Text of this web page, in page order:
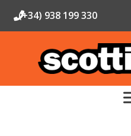
(+34) 938 199 330